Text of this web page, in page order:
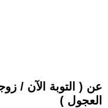
عن ( التوبة الآن /
العجول )